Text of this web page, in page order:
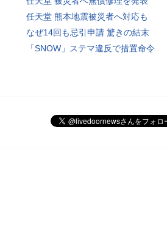
任天堂 熊本地震被災者へ対応も
なぜ14回も忌引申請 驚きの結末
「SNOW」ステマ違反で措置命令